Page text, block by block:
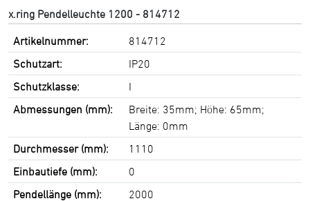
x.ring Pendelleuchte 1200 - 814712
Artikelnummer:
814712
Schutzart:
IP20
Schutzklasse:
I
Abmessungen (mm):
Breite: 35mm; Höhe: 65mm;
Länge: 0mm
Durchmesser (mm):
1110
Einbautiefe (mm):
0
Pendellänge (mm):
2000